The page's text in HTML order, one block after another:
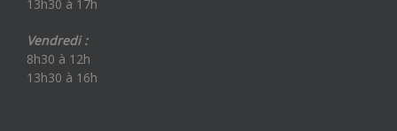
13h30 à 17h
Vendredi :
8h30 à 12h
13h30 à 16h